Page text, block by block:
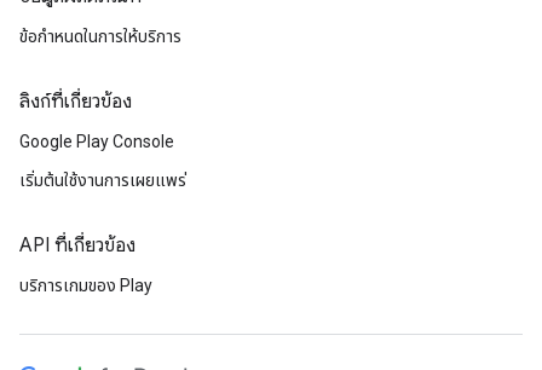
ข้อกำหนดในการให้บริการ
ลิงก์ที่เกี่ยวข้อง
Google Play Console
เริ่มต้นใช้งานการเผยแพร่
API ที่เกี่ยวข้อง
บริการเกมของ Play